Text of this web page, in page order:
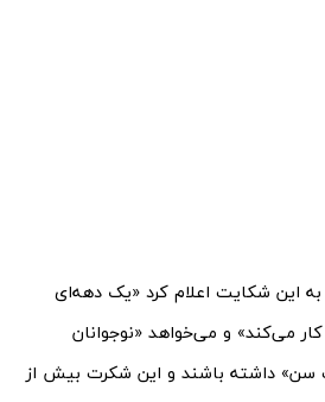
این شکایت اعلام کرد «یک دهه‌ای
می‌کند» و می‌خواهد «نوجوانان
سن» داشته باشند و این شکرت بیش از